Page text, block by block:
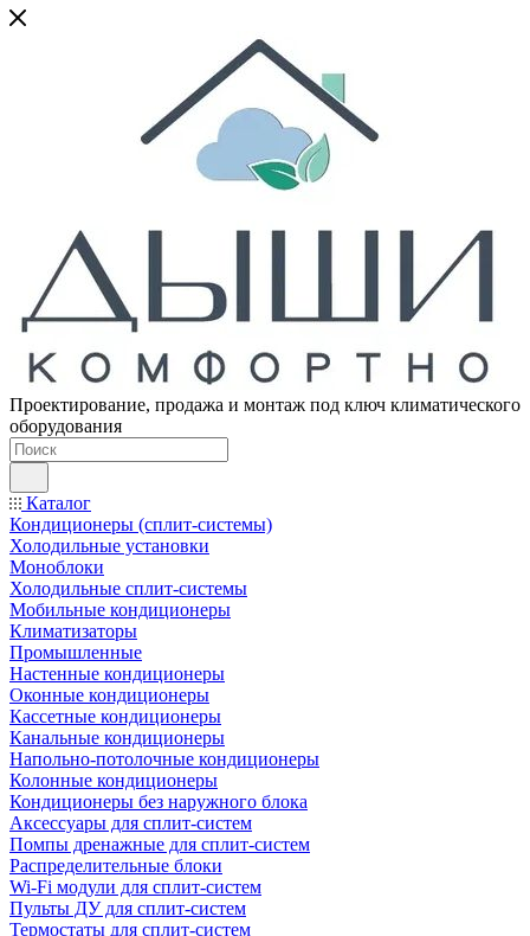
Проектирование, продажа и монтаж под ключ климатического
оборудования
Каталог
Кондиционеры (сплит-системы)
Холодильные установки
Моноблоки
Холодильные сплит-системы
Мобильные кондиционеры
Климатизаторы
Промышленные
Настенные кондиционеры
Оконные кондиционеры
Кассетные кондиционеры
Канальные кондиционеры
Напольно-потолочные кондиционеры
Колонные кондиционеры
Кондиционеры без наружного блока
Аксессуары для сплит-систем
Помпы дренажные для сплит-систем
Распределительные блоки
Wi-Fi модули для сплит-систем
Пульты ДУ для сплит-систем
Термостаты для сплит-систем